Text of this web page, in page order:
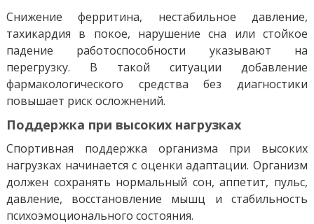
Снижение ферритина, нестабильное давление,
тахикардия в покое, нарушение сна или стойкое
падение работоспособности указывают на
перегрузку. В такой ситуации добавление
фармакологического средства без диагностики
повышает риск осложнений.
Поддержка при высоких нагрузках
Спортивная поддержка организма при высоких
нагрузках начинается с оценки адаптации. Организм
должен сохранять нормальный сон, аппетит, пульс,
давление, восстановление мышц и стабильность
психоэмоционального состояния.